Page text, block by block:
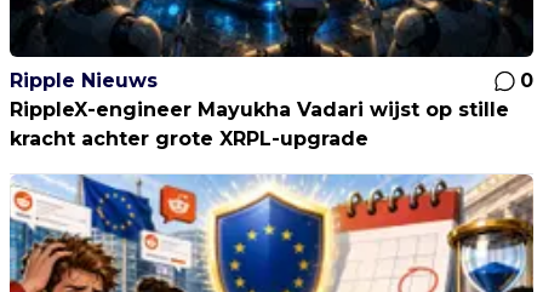
Ripple Nieuws
0
RippleX-engineer Mayukha Vadari wijst op stille
kracht achter grote XRPL-upgrade